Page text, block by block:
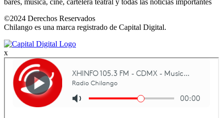
bares, música, cine, cartelera teatral y todas las noticias importantes
©2024 Derechos Reservados
Chilango es una marca registrado de Capital Digital.
x